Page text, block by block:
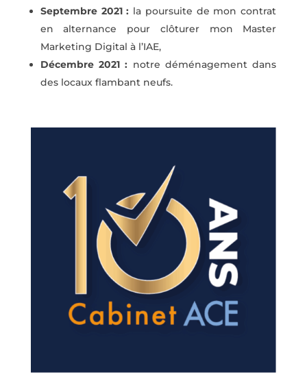
Septembre 2021 : la poursuite de mon contrat
en alternance pour clôturer mon Master
Marketing Digital à l’IAE,
Décembre 2021 : notre déménagement dans
des locaux flambant neufs.